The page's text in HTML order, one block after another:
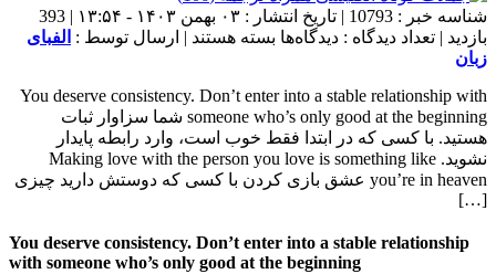
شناسه خبر : 10793 | تاریخ انتشار : ۰۳ بهمن ۱۴۰۳ - ۱۳:۵۴ | 393
بازدید | تعداد دیدگاه : دیدگاه‌ها برای
انگلیسی
همراه
ترجمه
(106)
بسته هستند | ارسال توسط : الفبای
زبان
You deserve consistency. Don’t enter into a stable relationship with
someone who’s only good at the beginning شما سزاوار ثبات
هستید. با کسی که در ابتدا فقط خوب است، وارد رابطه پایدار
نشوید. Making love with the person you love is something like
you’re in heaven عشق بازی کردن با کسی که دوستش دارید چیزی
[…]
You deserve consistency. Don’t enter into a stable relationship
with someone who’s only good at the beginning